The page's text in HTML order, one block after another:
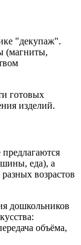
"декупаж".
(магниты,
готовых
изделий.
еда), а
возрастов
дошкольников
объёма,